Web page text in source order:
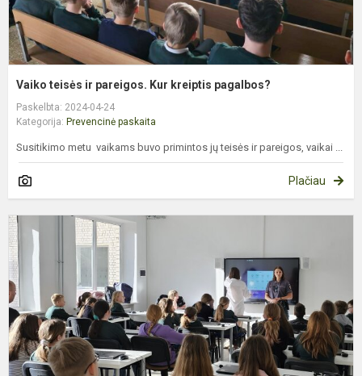
Vaiko teisės ir pareigos. Kur kreiptis pagalbos?
Paskelbta: 2024-04-24
Kategorija: Prevencinė paskaita
Susitikimo metu vaikams buvo primintos jų teisės ir pareigos, vaikai ...
Plačiau